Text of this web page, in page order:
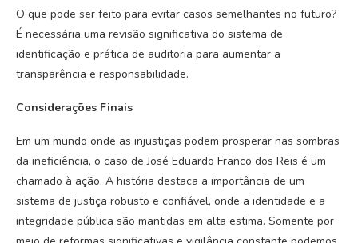
O que pode ser feito para evitar casos semelhantes no futuro?
É necessária uma revisão significativa do sistema de
identificação e prática de auditoria para aumentar a
transparência e responsabilidade.
Considerações Finais
Em um mundo onde as injustiças podem prosperar nas sombras
da ineficiência, o caso de José Eduardo Franco dos Reis é um
chamado à ação. A história destaca a importância de um
sistema de justiça robusto e confiável, onde a identidade e a
integridade pública são mantidas em alta estima. Somente por